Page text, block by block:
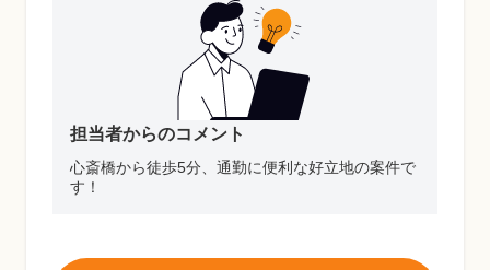
担当者からのコメント
心斎橋から徒歩5分、通勤に便利な好立地の案件で
す！